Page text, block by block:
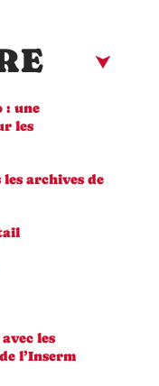
: une
les
archives de
les
l’Inserm